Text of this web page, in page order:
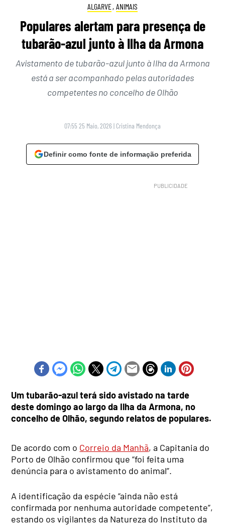
ALGARVE, ANIMAIS
Populares alertam para presença de
tubarão-azul junto à Ilha da Armona
Avistamento de tubarão-azul junto à Ilha da Armona
está a ser acompanhado pelas autoridades
competentes no concelho de Olhão
07:55 25 Maio, 2026 | Cristina Mendonça
Definir como fonte de informação preferida
Um tubarão-azul terá sido avistado na tarde
deste domingo ao largo da Ilha da Armona, no
concelho de Olhão, segundo relatos de populares.
De acordo com o Correio da Manhã, a Capitania do
Porto de Olhão confirmou que “foi feita uma
denúncia para o avistamento do animal”.
A identificação da espécie “ainda não está
confirmada por nenhuma autoridade competente”,
estando os vigilantes da Natureza do Instituto da